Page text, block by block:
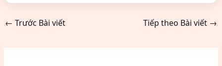
← Trước Bài viết Tiếp theo Bài viết →